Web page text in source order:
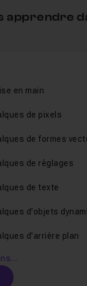
vectorielles
réglages
dans
aux
options.
fusion et d'écrêtage
apprendre
en main
de pixels
de formes
de réglages
de texte
d'objets
d'arrière plan